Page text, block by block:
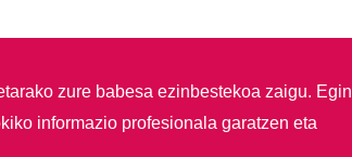
zure babesa ezinbestekoa zaigu. Egin
informazio profesionala garatzen eta